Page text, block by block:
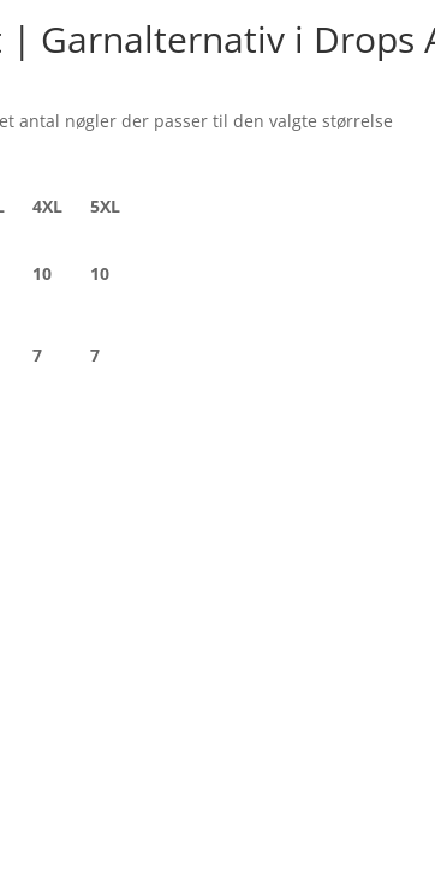
| Garnalternativ i Drops
kr..
antal nøgler der passer til den valgte størrelse
4XL 5XL
10 10
7 7